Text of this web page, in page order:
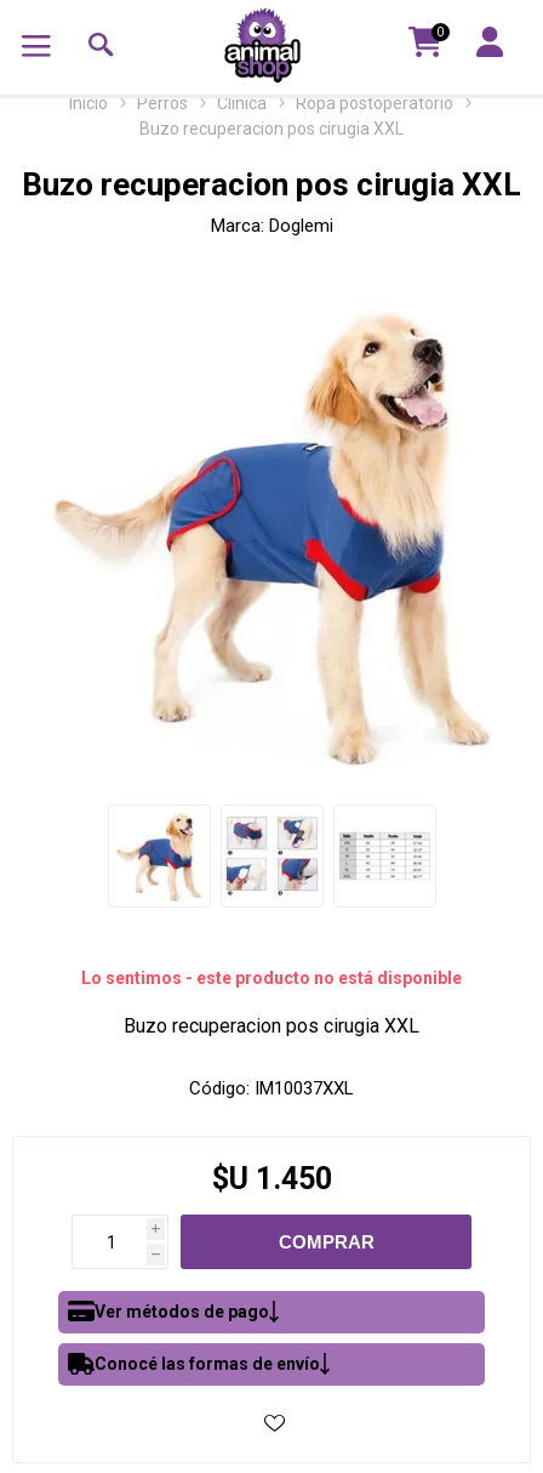
0
Inicio Perros Clinica
Ropa postoperatorio
Buzo recuperacion pos cirugia XXL
Buzo recuperacion pos cirugia XXL
Marca: Doglemi
Lo sentimos - este producto no está disponible
Buzo recuperacion pos cirugia XXL
Código: IM10037XXL
$U 1.450
i
h
Ver métodos de pago
Conocé las formas de envío